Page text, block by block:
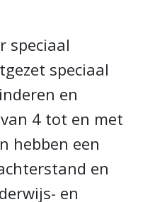
speciaal
speciaal
en
4 tot en met
hebben een
en
en